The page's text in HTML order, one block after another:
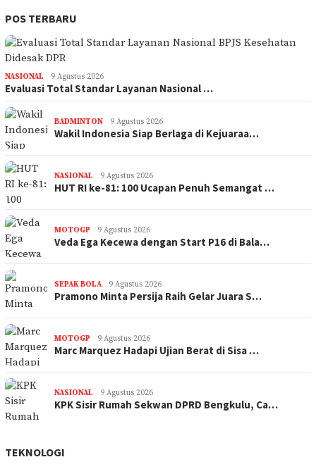
POS TERBARU
NASIONAL 9 Agustus 2026
Evaluasi Total Standar Layanan Nasional …
BADMINTON 9 Agustus 2026
Wakil Indonesia Siap Berlaga di Kejuaraa…
NASIONAL 9 Agustus 2026
HUT RI ke-81: 100 Ucapan Penuh Semangat …
MOTOGP 9 Agustus 2026
Veda Ega Kecewa dengan Start P16 di Bala…
SEPAK BOLA 9 Agustus 2026
Pramono Minta Persija Raih Gelar Juara S…
MOTOGP 9 Agustus 2026
Marc Marquez Hadapi Ujian Berat di Sisa …
NASIONAL 9 Agustus 2026
KPK Sisir Rumah Sekwan DPRD Bengkulu, Ca…
TEKNOLOGI